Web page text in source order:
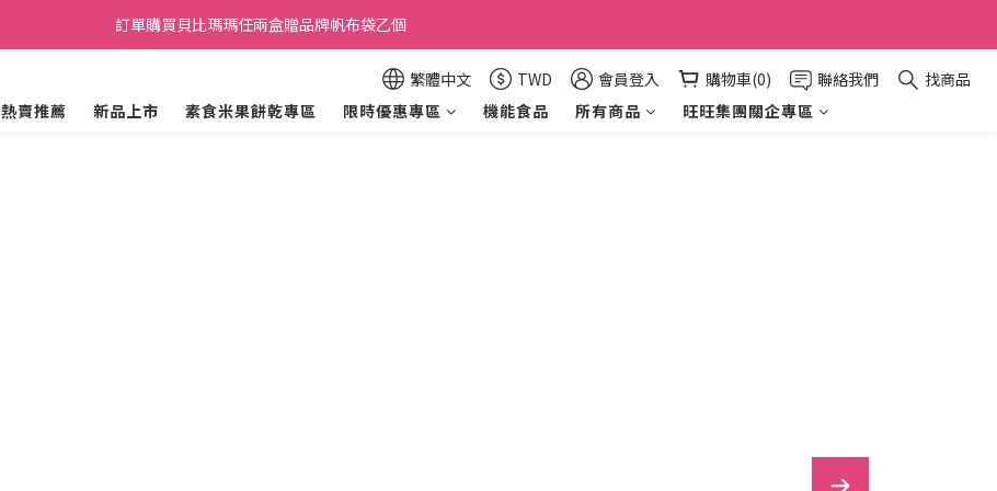
加入會員贈30元購物金，滿699元折50元，滿699即享免運費．
訂單購買貝比瑪瑪任兩盒贈品牌帆布袋乙個
加入會員贈30元購物金，滿699元折50元，滿699即享免運費．
繁體中文 TWD 會員登入 購物車(0) 聯絡我們
找商品
熱賣推薦 新品上市 素食米果餅乾專區 限時優惠專區 機能食品 所有商品 旺旺集團關企專區